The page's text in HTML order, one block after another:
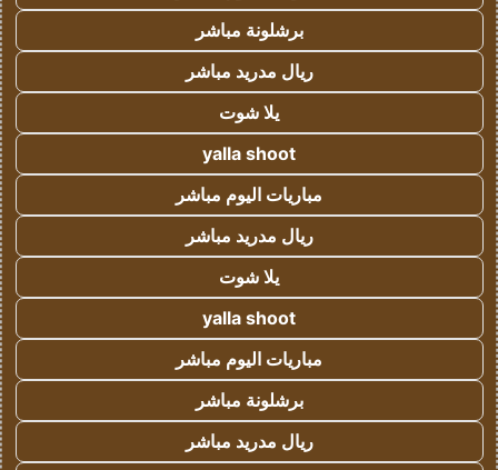
برشلونة مباشر
ريال مدريد مباشر
يلا شوت
yalla shoot
مباريات اليوم مباشر
ريال مدريد مباشر
يلا شوت
yalla shoot
مباريات اليوم مباشر
برشلونة مباشر
ريال مدريد مباشر